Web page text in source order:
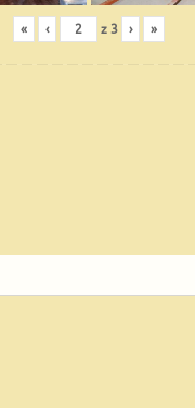
« ‹ z3 › »